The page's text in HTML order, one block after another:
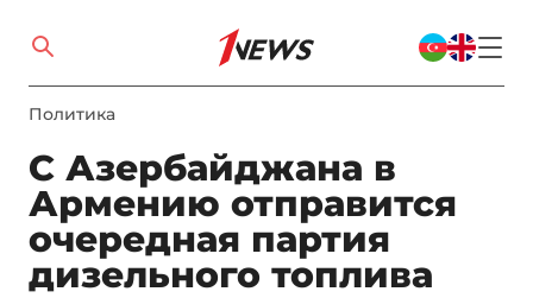
Политика
С Азербайджана в
Армению отправится
очередная партия
дизельного топлива